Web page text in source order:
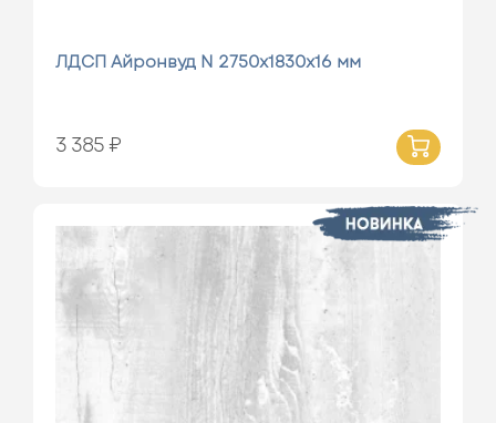
ЛДСП Айронвуд N 2750х1830х16 мм
3 385 ₽